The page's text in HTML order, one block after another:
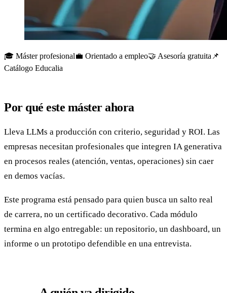
🎓 Máster profesional💼 Orientado a empleo🤝 Asesoría gratuita 📌
Catálogo Educalia
Por qué este máster ahora
Lleva LLMs a producción con criterio, seguridad y ROI. Las
empresas necesitan profesionales que integren IA generativa
en procesos reales (atención, ventas, operaciones) sin caer
en demos vacías.
Este programa está pensado para quien busca un salto real
de carrera, no un certificado decorativo. Cada módulo
termina en algo entregable: un repositorio, un dashboard, un
informe o un prototipo defendible en una entrevista.